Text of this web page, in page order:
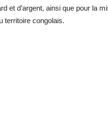
et d’argent, ainsi que pour la
territoire congolais.